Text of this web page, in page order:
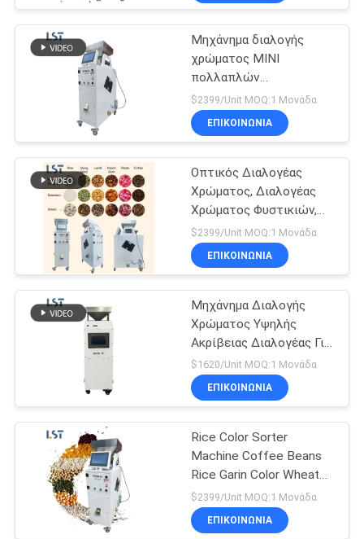
ΕΜΕΊΣ
ΕΡΓΟΣΤΑΣΊΩΝ
ΠΟΙΟΤΙΚΌΣ
ΈΛΕΓΧΟΣ
ΕΛΆΤΕ
ΣΕ
ΕΠΑΦΉ
ΖΗΤΉΣΤΕ
ΈΝΑ
ΑΠΌΣΠΑΣΜΑ
SITEMAP
Μηχάνημα διαλογής
χρώματος MINI
πολλαπλών
λειτουργιών για ρύζι /
φιστίκια / σουσάμι /
καφέ / δημητριακά /
$2399/Unit MOQ:1 Μονάδα
ΕΠΙΚΟΙΝΩΝΙΑ
Οπτικός Διαλογέας
Χρώματος, Διαλογέας
Χρώματος Φυστικιών,
Μηχανή Διαλογής
Χρώματος Ψημένων
Κόκκων Καφέ
$2399/Unit MOQ:1 Μονάδα
ΕΠΙΚΟΙΝΩΝΙΑ
Μηχάνημα Διαλογής
Χρώματος Υψηλής
Ακρίβειας Διαλογέας Για
Ρύζι, Φιστίκια,
Καλαμπόκι, Οπτικός
Διαλογέας Χρώματος
$1620/Unit MOQ:1 Μονάδα
ΕΠΙΚΟΙΝΩΝΙΑ
Rice Color Sorter
Machine Coffee Beans
Rice Garin Color Wheat
Automatic Sorting
Machine
$2399/Unit MOQ:1 Μονάδα
ΕΠΙΚΟΙΝΩΝΙΑ